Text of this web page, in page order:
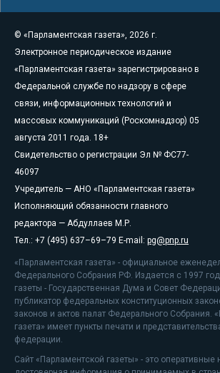
© «Парламентская газета», 2026 г.
Электронное периодическое издание
«Парламентская газета» зарегистрировано в
Федеральной службе по надзору в сфере
связи, информационных технологий и
массовых коммуникаций (Роскомнадзор) 05
августа 2011 года. 18+
Свидетельство о регистрации Эл № ФС77-
46097
Учредитель — АНО «Парламентская газета»
Исполняющий обязанности главного
редактора — Абдуллаев М.Р.
Тел.: +7 (495) 637–69–79 E-mail: pg@pnp.ru
«Парламентская газета» - официальное
Федерального Собрания РФ. Издается с 1997
газеты - Государственная Дума и Совет
публикатор федеральных конституционных
законов и актов палат Федерального Собрания.
газета» имеет пункты печати и
федерации.
Сайт «Парламентской газеты» - это оперативные